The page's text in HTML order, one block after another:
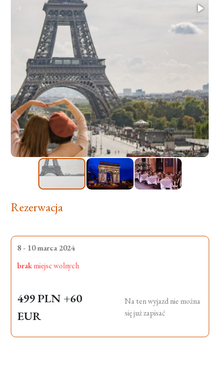
Rezerwacja
8 - 10 marca 2024
brakmiejsc wolnych
499 PLN +60
EUR
Na ten wyjazd nie można
się już zapisać